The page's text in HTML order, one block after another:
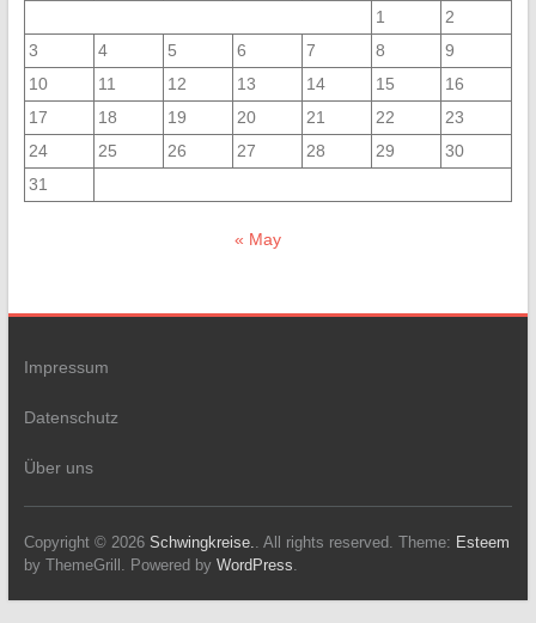
1
2
3
4 5 6 7 8
9
10
11 12 13 14 15
16
17
18 19 20 21 22
23
24
25 26 27 28 29
30
31
« May
Impressum
Datenschutz
Über uns
Copyright © 2026 Schwingkreise.. All rights reserved. Theme: Esteem
by ThemeGrill. Powered by WordPress.